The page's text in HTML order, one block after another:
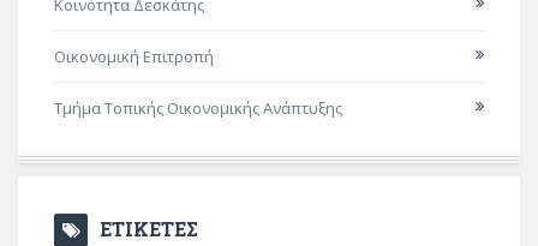
Κοινότητα Δεσκάτης
Οικονομική Επιτροπή
Τμήμα Τοπικής Οικονομικής Ανάπτυξης
ΕΤΙΚΕΤΕΣ